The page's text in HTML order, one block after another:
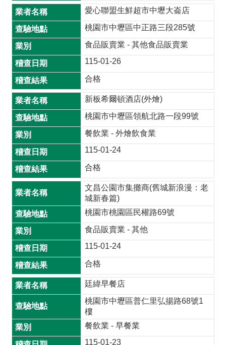
用
連
結
網
站
導
覽
回
首
頁
桃
園
市
政
意
見
回
饋
政
府
網
站
資
愛心聯盟生鮮超市中壢大崙店
桃園市中壢區中正路三段285號
食品販賣業 - 其他食品販賣業
115-01-26
合格
新板希爾頓酒店(外燴)
桃園市中壢區領航北路一段99號
餐飲業 - 外燴飲食業
115-01-24
合格
文昌公園市集攤商(舊城新浪漫：老
城新春篇)
桃園市桃園區民權路69號
食品販賣業 - 其他
115-01-24
合格
廷緯早餐店
桃園市中壢區普仁里弘揚路68號1
樓
餐飲業 - 早餐業
115-01-23